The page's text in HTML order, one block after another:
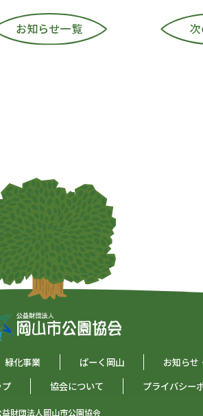
緑化事業 ぱーく岡山
お知らせ
協会について プライバシー
益財団法人岡山市公園協会